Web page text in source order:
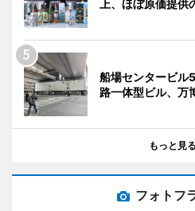
上、ほぼ原価提供
船場センタービ
路一体型ビル、万
もっと見る
フォトフ